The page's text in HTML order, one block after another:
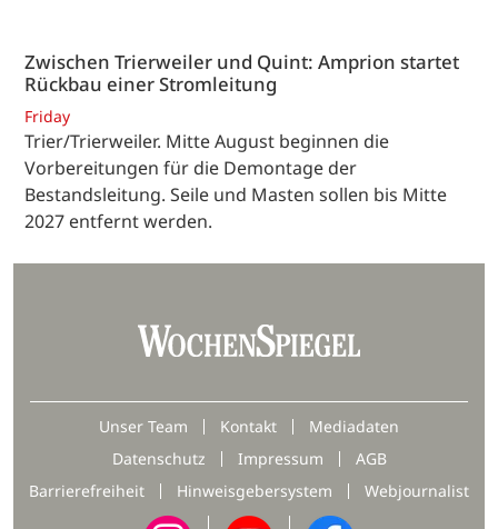
Zwischen Trierweiler und Quint: Amprion startet
Rückbau einer Stromleitung
Friday
Trier/Trierweiler. Mitte August beginnen die
Vorbereitungen für die Demontage der
Bestandsleitung. Seile und Masten sollen bis Mitte
2027 entfernt werden.
Unser Team Kontakt
Mediadaten
Datenschutz
Impressum
AGB
Barrierefreiheit
Hinweisgebersystem Webjournalist